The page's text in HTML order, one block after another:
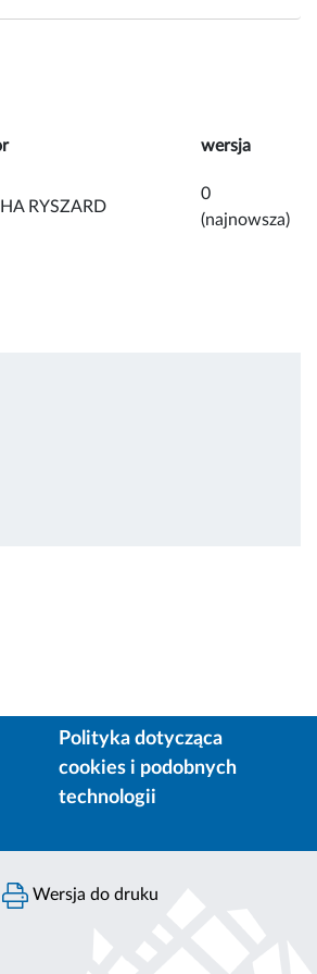
wersja
RYSZARD
0
(najnowsza)
Polityka dotycząca
cookies i podobnych
technologii
Wersja do druku